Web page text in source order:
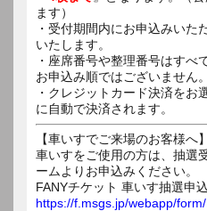
ます）
・受付期間内にお申込みいた
いたします。
・座席番号や整理番号はすべ
お申込み順ではございません。
・クレジットカード決済をお
に自動で決済されます。
【車いすでご来場のお客様へ】
車いすをご使用の方は、抽選
ームよりお申込みください。
FANYチケット 車いす抽選申
https://f.msgs.jp/webapp/